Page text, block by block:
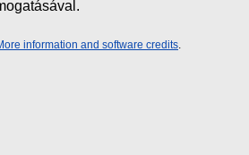
information and software credits